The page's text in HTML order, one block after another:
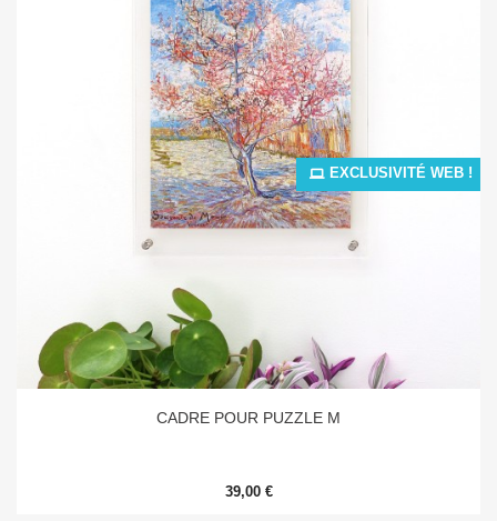
CADRE POUR PUZZLE M
39,00 €
EXCLUSIVITÉ WEB !